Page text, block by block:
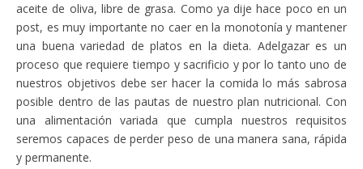
aceite de oliva, libre de grasa. Como ya dije hace poco en un
post, es muy importante no caer en la monotonía y mantener
una buena variedad de platos en la dieta. Adelgazar es un
proceso que requiere tiempo y sacrificio y por lo tanto uno de
nuestros objetivos debe ser hacer la comida lo más sabrosa
posible dentro de las pautas de nuestro plan nutricional. Con
una alimentación variada que cumpla nuestros requisitos
seremos capaces de perder peso de una manera sana, rápida
y permanente.